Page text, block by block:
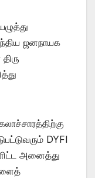
ஜனநாயக
DYFI
அனைத்து